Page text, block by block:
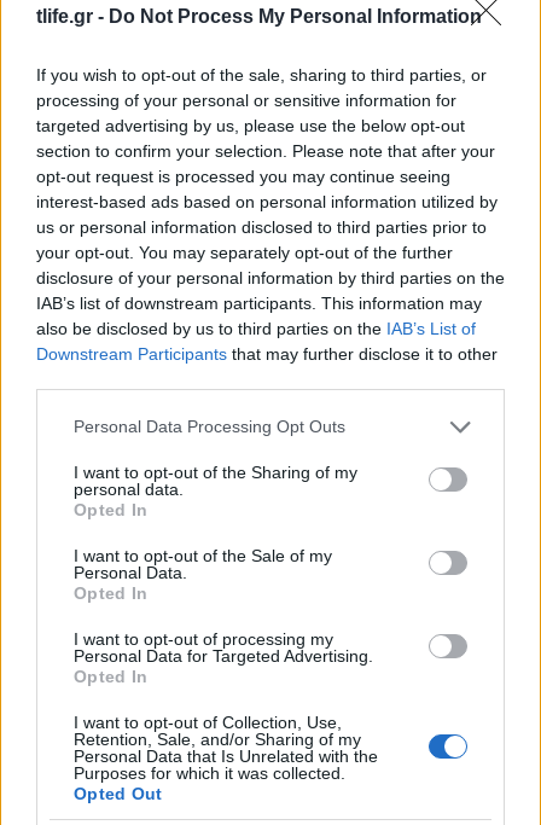
tlife.gr - Do Not Process My Personal Information
If you wish to opt-out of the sale, sharing to third parties, or
processing of your personal or sensitive information for
targeted advertising by us, please use the below opt-out
section to confirm your selection. Please note that after your
opt-out request is processed you may continue seeing
interest-based ads based on personal information utilized by
us or personal information disclosed to third parties prior to
your opt-out. You may separately opt-out of the further
disclosure of your personal information by third parties on the
IAB’s list of downstream participants. This information may
also be disclosed by us to third parties on the IAB’s List of
Downstream Participants that may further disclose it to other
Please note that this website/app uses one or more Google
not limited to your visit or usage behaviour. You may click to
grant or deny consent to Google and its third-party tags to
use your data for below specified purposes in below Google
consent section.
Personal Data Processing Opt Outs
I want to opt-out of the Sharing of my
personal data.
Opted In
I want to opt-out of the Sale of my
Personal Data.
Opted In
I want to opt-out of processing my
Personal Data for Targeted Advertising.
Opted In
I want to opt-out of Collection, Use,
Retention, Sale, and/or Sharing of my
Personal Data that Is Unrelated with the
Purposes for which it was collected.
Opted Out
18.05.2016
Πόσο καλή είσαι στα απλά μαθηματικά;
Κάνε το τεστ αν τολμάς!
05.07.2015
News
Πανελλήνιες 2015: Τα θέματα και το
πρόγραμμα για Μαθηματικά και Αρχαία
ελληνικά
25.05.2015
News
Άκου την απίστευτη συνομιλία
ΔΙΑΦΗΜΙΣΗ